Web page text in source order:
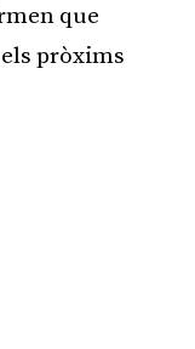
que
pròxims